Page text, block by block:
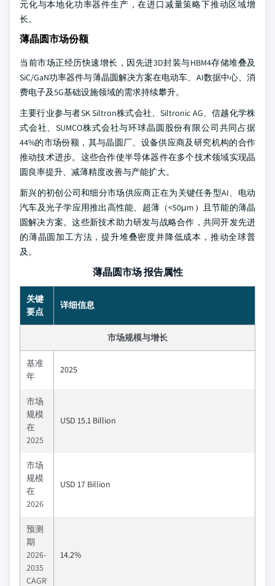
元化与本地化功率器件生产，在进口减量策略下推动区域增
长。
薄晶圆市场份额
当前市场正经历快速增长，因先进3D封装与HBM4存储堆叠及
SiC/GaN功率器件与薄晶圆解决方案在电动车、AI数据中心、消
费电子及5G基础设施领域的需求持续攀升。
主要行业参与者SK Siltron株式会社、Siltronic AG、信越化学株
式会社、SUMCO株式会社与环球晶圆股份有限公司共同占据
44%的市场份额，其与晶圆厂、设备供应商及研究机构的合作
推动技术进步。这些合作使半导体器件在多个技术领域实现晶
圆良率提升、减薄精度改善与产能扩大。
新兴的初创公司和细分市场供应商正在为关键任务型AI、电动
汽车及光子学应用推出高性能、超薄（<50μm）且节能的薄晶
圆解决方案。这些新技术助力研发与战略合作，共同开发先进
的薄晶圆加工方法，提升堆叠密度并降低成本，推动全球普
及。
薄晶圆市场 报告属性
关键
要点
详细信息
市场规模与增长
基准
年
2025
市场
规模
在
2025
USD 15.1 Billion
市场
规模
在
2026
USD 17 Billion
预测
期
2026-
2035
CAGR
14.2%